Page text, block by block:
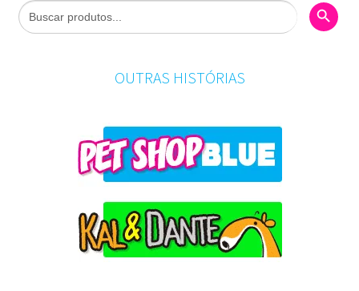
Search
for:
OUTRAS HISTÓRIAS